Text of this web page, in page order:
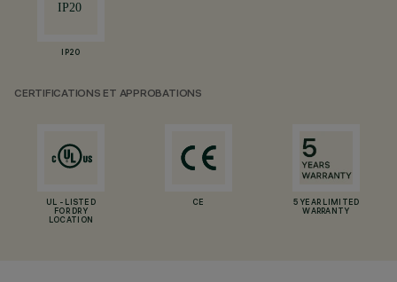
IP20
CERTIFICATIONS ET APPROBATIONS
UL - LISTED
FOR DRY
LOCATION
CE
5 YEAR LIMITED
WARRANTY